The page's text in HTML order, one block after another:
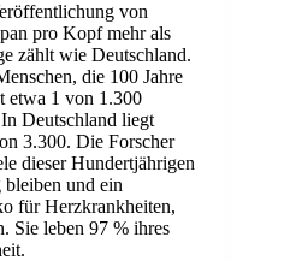
von
pro Kopf mehr als
zählt wie Deutschland.
die 100 Jahre
etwa 1 von 1.300
Deutschland liegt
3.300. Die Forscher
dieser Hundertjährigen
und ein
für Herzkrankheiten,
Sie leben 97 % ihres